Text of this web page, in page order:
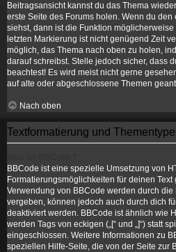
Beitragsansicht kannst du das Thema
erste Seite des Forums holen. Wenn du
siehst, dann ist die Funktion
letzten Markierung ist nicht genügend Zeit
möglich, das Thema nach oben zu holen,
darauf schreibst. Stelle jedoch sicher, dass
beachtest! Es wird meist nicht gerne
auf alte oder abgeschlossene Themen
Nach oben
Textformatierung und
BBCode ist eine spezielle Umsetzung von
Formatierungsmöglichkeiten für deinen Text
Verwendung von BBCode werden durch die
vergeben, können jedoch auch durch dich
deaktiviert werden. BBCode ist ähnlich wie
werden Tags von eckigen („[“ und „]“) statt
eingeschlossen. Weitere Informationen zu
speziellen Hilfe-Seite, die von der Seite zur